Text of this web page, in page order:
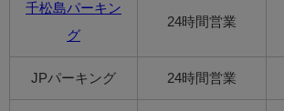
千松島パーキン
グ
24時間営業
JPパーキング 24時間営業